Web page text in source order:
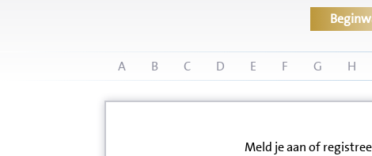
A B C D E F G H
Meld je aan of